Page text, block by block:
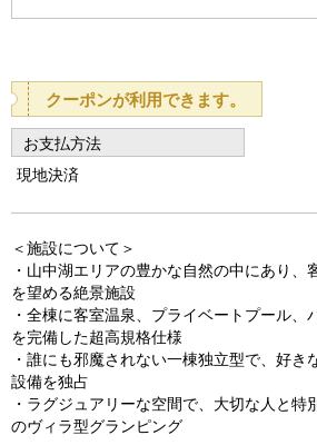
e
o
u
s
クーポンが利用できます。
お支払方法
現地決済
＜施設について＞
・山中湖エリアの豊かな自然の中にあり、
を望める絶景施設
・全棟に客室温泉、プライベートプール、
を完備した超高規格仕様
・誰にも邪魔されない一棟独立型で、好き
設備を独占
・ラグジュアリーな空間で、大切な人と特
のヴィラ型グランピング